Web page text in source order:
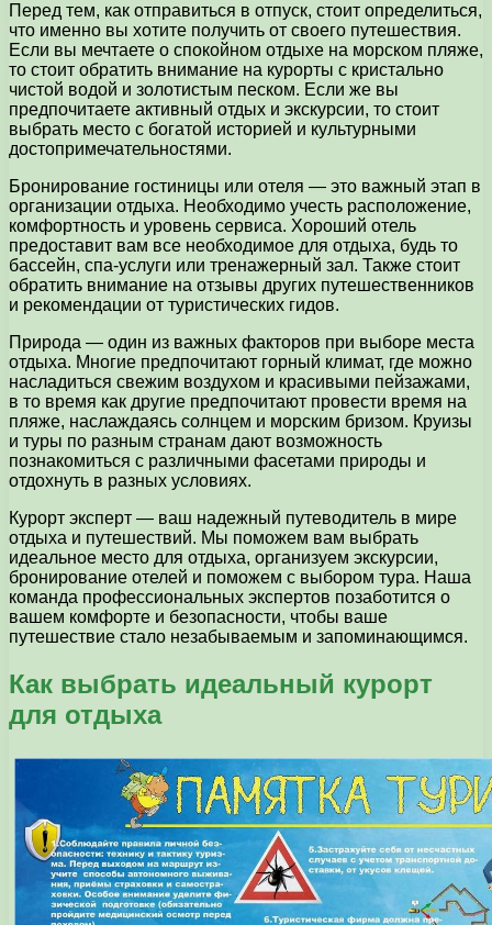
Перед тем, как отправиться в отпуск, стоит определиться,
что именно вы хотите получить от своего путешествия.
Если вы мечтаете о спокойном отдыхе на морском пляже,
то стоит обратить внимание на курорты с кристально
чистой водой и золотистым песком. Если же вы
предпочитаете активный отдых и экскурсии, то стоит
выбрать место с богатой историей и культурными
достопримечательностями.
Бронирование гостиницы или отеля — это важный этап в
организации отдыха. Необходимо учесть расположение,
комфортность и уровень сервиса. Хороший отель
предоставит вам все необходимое для отдыха, будь то
бассейн, спа-услуги или тренажерный зал. Также стоит
обратить внимание на отзывы других путешественников
и рекомендации от туристических гидов.
Природа — один из важных факторов при выборе места
отдыха. Многие предпочитают горный климат, где можно
насладиться свежим воздухом и красивыми пейзажами,
в то время как другие предпочитают провести время на
пляже, наслаждаясь солнцем и морским бризом. Круизы
и туры по разным странам дают возможность
познакомиться с различными фасетами природы и
отдохнуть в разных условиях.
Курорт эксперт — ваш надежный путеводитель в мире
отдыха и путешествий. Мы поможем вам выбрать
идеальное место для отдыха, организуем экскурсии,
бронирование отелей и поможем с выбором тура. Наша
команда профессиональных экспертов позаботится о
вашем комфорте и безопасности, чтобы ваше
путешествие стало незабываемым и запоминающимся.
Как выбрать идеальный курорт
для отдыха